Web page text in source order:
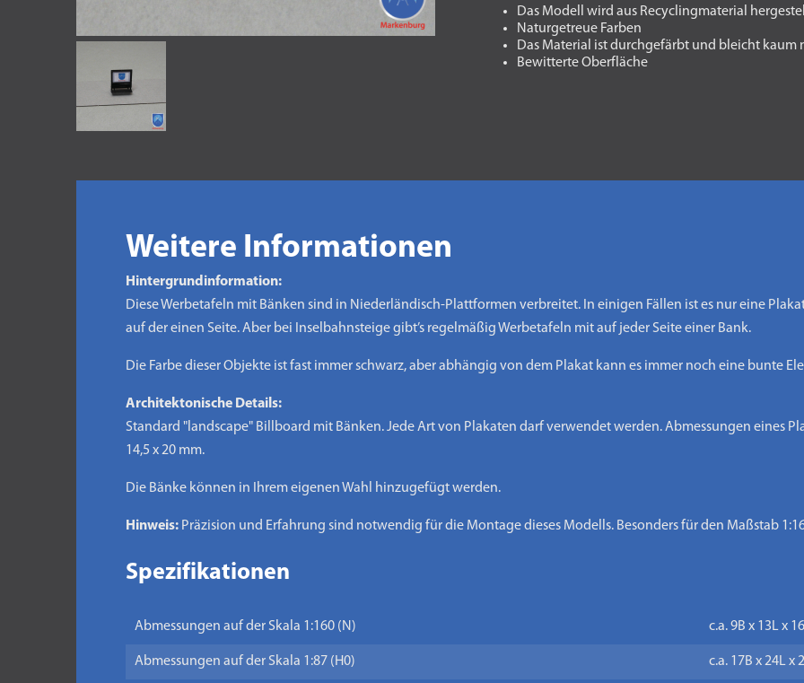
Das Modell wird aus Recyclingmaterial
Naturgetreue Farben
Das Material ist durchgefärbt und bleicht kaum
Bewitterte Oberfläche
Weitere Informationen
Hintergrundinformation:
Diese Werbetafeln mit Bänken sind in Niederländisch-Plattformen verbreitet. In einigen Fällen ist es nur eine
auf der einen Seite. Aber bei Inselbahnsteige gibt’s regelmäßig Werbetafeln mit auf jeder Seite einer Bank.
Die Farbe dieser Objekte ist fast immer schwarz, aber abhängig von dem Plakat kann es immer noch eine bunte
Architektonische Details:
Standard "landscape" Billboard mit Bänken. Jede Art von Plakaten darf verwendet werden. Abmessungen eines
14,5 x 20 mm.
Die Bänke können in Ihrem eigenen Wahl hinzugefügt werden.
Hinweis:Präzision und Erfahrung sind notwendig für die Montage dieses Modells. Besonders für den Maßstab
Spezifikationen
Abmessungen auf der Skala 1:160 (N) c.a. 9B x 13L x
Abmessungen auf der Skala 1:87 (H0) c.a. 17B x 24L x